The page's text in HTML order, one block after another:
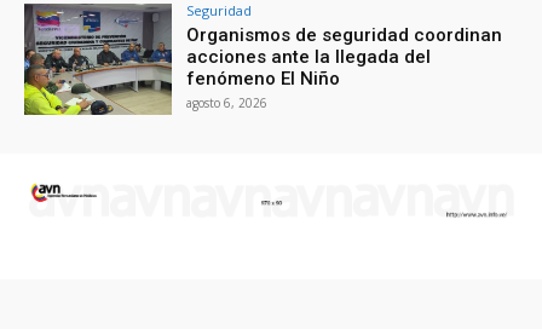
Seguridad
Organismos de seguridad coordinan
acciones ante la llegada del
fenómeno El Niño
agosto 6, 2026